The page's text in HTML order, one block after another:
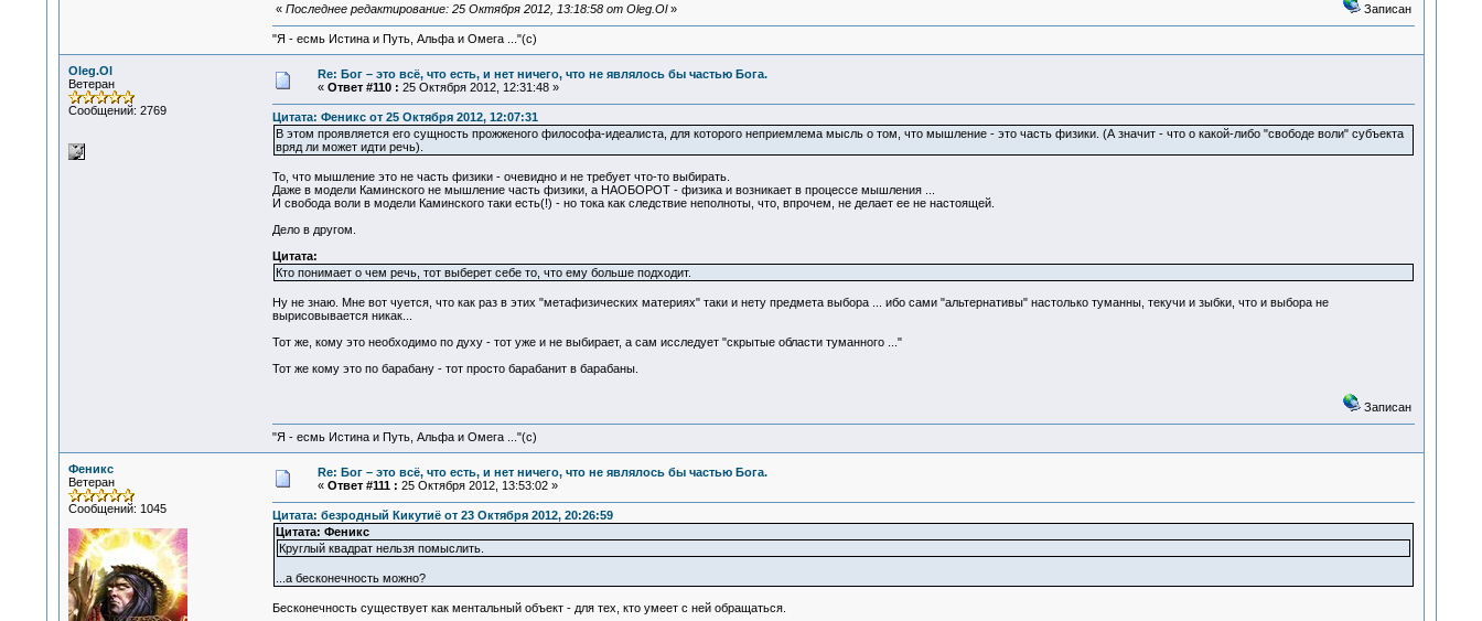
« Последнее редактирование: 25 Октября 2012, 13:18:58 от Oleg.Ol» Записан
"Я - есмь Истина и Путь, Альфа и Омега ..."(с)
Oleg.Ol
Ветеран
Сообщений: 2769
Re: Бог – это всё, что есть, и нет ничего, что не являлось бы частью Бога.
« Ответ #110 : 25 Октября 2012, 12:31:48 »
Цитата: Феникс от 25 Октября 2012, 12:07:31
В этом проявляется его сущность прожженого философа-идеалиста, для которого неприемлема мысль о том, что мышление - это часть физики. (А значит - что о какой-либо "свободе воли" субъекта
вряд ли может идти речь).
То, что мышление это не часть физики - очевидно и не требует что-то выбирать.
Даже в модели Каминского не мышление часть физики, а НАОБОРОТ - физика и возникает в процессе мышления ...
И свобода воли в модели Каминского таки есть(!) - но тока как следствие неполноты, что, впрочем, не делает ее не настоящей.
Дело в другом.
Цитата:
Кто понимает о чем речь, тот выберет себе то, что ему больше подходит.
Ну не знаю. Мне вот чуется, что как раз в этих "метафизических материях" таки и нету предмета выбора ... ибо сами "альтернативы" настолько туманны, текучи и зыбки, что и выбора не
вырисовывается никак...
Тот же, кому это необходимо по духу - тот уже и не выбирает, а сам исследует "скрытые области туманного ..."
Тот же кому это по барабану - тот просто барабанит в барабаны.
Записан
"Я - есмь Истина и Путь, Альфа и Омега ..."(с)
Феникс
Ветеран
Сообщений: 1045
Re: Бог – это всё, что есть, и нет ничего, что не являлось бы частью Бога.
« Ответ #111 : 25 Октября 2012, 13:53:02 »
Цитата: безродный Кикутиё от 23 Октября 2012, 20:26:59
Цитата: Феникс
Круглый квадрат нельзя помыслить.
...а бесконечность можно?
Бесконечность существует как ментальный объект - для тех, кто умеет с ней обращаться.